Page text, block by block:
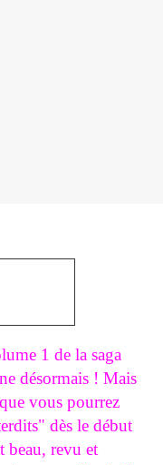
1 de la saga
désormais ! Mais
vous pourrez
" dès le début
beau, revu et